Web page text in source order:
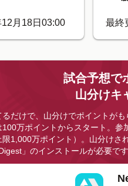
月18日03:00 最終
試合予想で
山分けキ
だけで、山分けでポイントがも
万ポイントからスタート。
限1,000万ポイント）。山分けさ
」のインストールが必要です